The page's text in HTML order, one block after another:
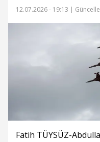
12.07.2026 - 19:13 |
Fatih TÜYSÜZ-